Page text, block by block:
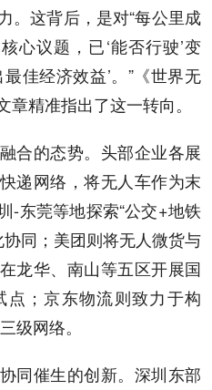
。这背后，是对“每公里成
心议题，已‘能否行驶’变
佳经济效益’。”《世界无
精准指出了这一转向。
合的态势。头部企业各展
递网络，将无人车作为末
-东莞等地探索“公交+地铁
同；美团则将无人微货与
龙华、南山等五区开展国
；京东物流则致力于构
级网络。
同催生的创新。深圳东部